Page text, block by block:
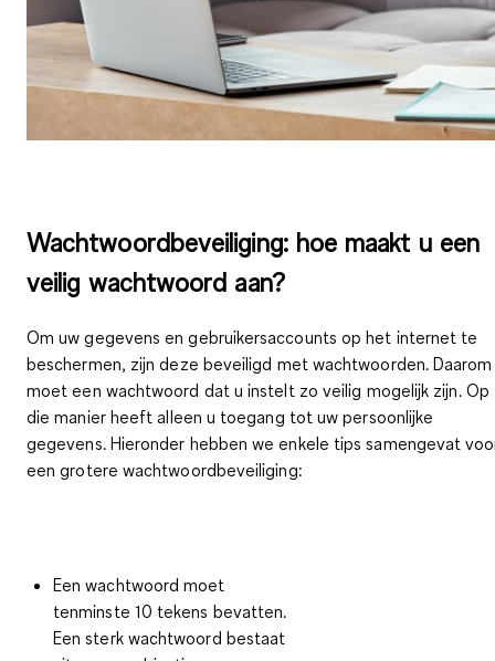
Wachtwoordbeveiliging: hoe maakt u een
veilig wachtwoord aan?
Om uw gegevens en gebruikersaccounts op het internet te
beschermen, zijn deze beveiligd met wachtwoorden. Daarom
moet een wachtwoord dat u instelt zo veilig mogelijk zijn. Op
die manier heeft alleen u toegang tot uw persoonlijke
gegevens. Hieronder hebben we enkele tips samengevat
een grotere wachtwoordbeveiliging:
Een wachtwoord moet
tenminste 10 tekens bevatten.
Een sterk wachtwoord bestaat